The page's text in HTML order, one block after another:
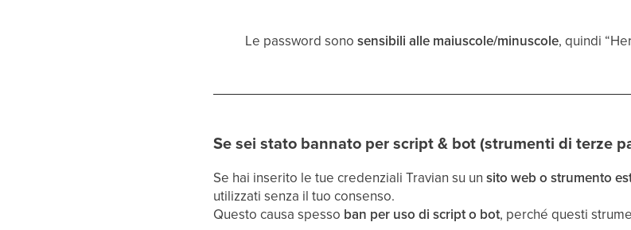
Le password sonosensibili alle maiuscole/minuscole, quindi
Se sei stato bannato per script & bot (strumenti di terze
Se hai inserito le tue credenziali Travian su unsito web o strumento
utilizzati senza il tuo consenso.
Questo causa spesso ban per uso di script o bot, perché questi